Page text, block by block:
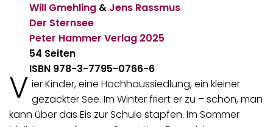
Will Gmehling & Jens Rassmus
Der Sternsee
Peter Hammer Verlag 2025
54 Seiten
ISBN 978-3-7795-0766-6
V ier Kinder, eine Hochhaussiedlung, ein kleiner
gezackter See. Im Winter friert er zu – schön, man
kann über das Eis zur Schule stapfen. Im Sommer